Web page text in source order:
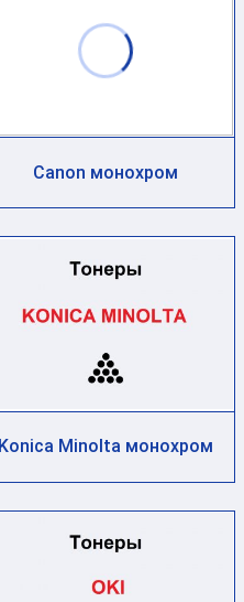
Canon монохром
Konica Minolta монохром